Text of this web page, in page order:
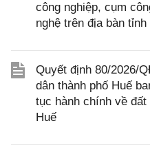
công nghiệp, cụm
nghệ trên địa bàn tỉnh
Quyết định 80/2026/
dân thành phố Huế
tục hành chính về
Huế